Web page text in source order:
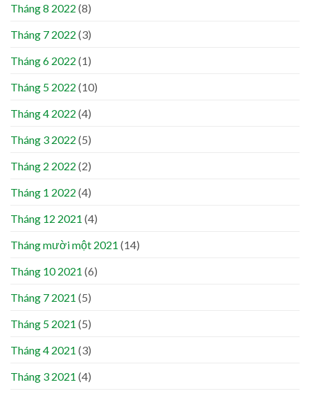
Tháng 8 2022 (8)
Tháng 7 2022 (3)
Tháng 6 2022 (1)
Tháng 5 2022 (10)
Tháng 4 2022 (4)
Tháng 3 2022 (5)
Tháng 2 2022 (2)
Tháng 1 2022 (4)
Tháng 12 2021 (4)
Tháng mười một 2021 (14)
Tháng 10 2021 (6)
Tháng 7 2021 (5)
Tháng 5 2021 (5)
Tháng 4 2021 (3)
Tháng 3 2021 (4)